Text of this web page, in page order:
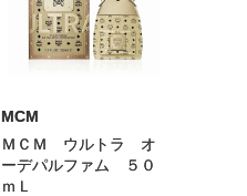
MCM
ＭＣＭ ウルトラ オ
ーデパルファム ５０
ｍＬ